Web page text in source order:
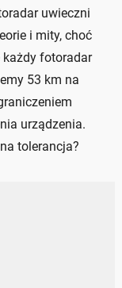
uwieczni
i mity, choć
każdy fotoradar
53 km na
urządzenia.
tolerancja?